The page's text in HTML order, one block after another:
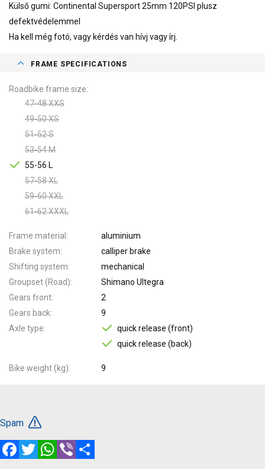
Külső gumi: Continental Supersport 25mm 120PSI plusz
defektvédelemmel
Ha kell még fotó, vagy kérdés van hívj vagy írj.
FRAME SPECIFICATIONS
Roadbike frame size
47-48 XXS
49-50 XS
51-52 S
53-54 M
55-56 L
57-58 XL
59-60 XXL
61-62 XXXL
Frame material
aluminium
Brake system
calliper brake
Shifting system
mechanical
Groupset (Road)
Shimano Ultegra
Gears front
2
Gears back
9
Axle type
quick release (front)
quick release (back)
Bike weight (kg) 9
Spam
FacebookTwitterWhatsApp
Viber